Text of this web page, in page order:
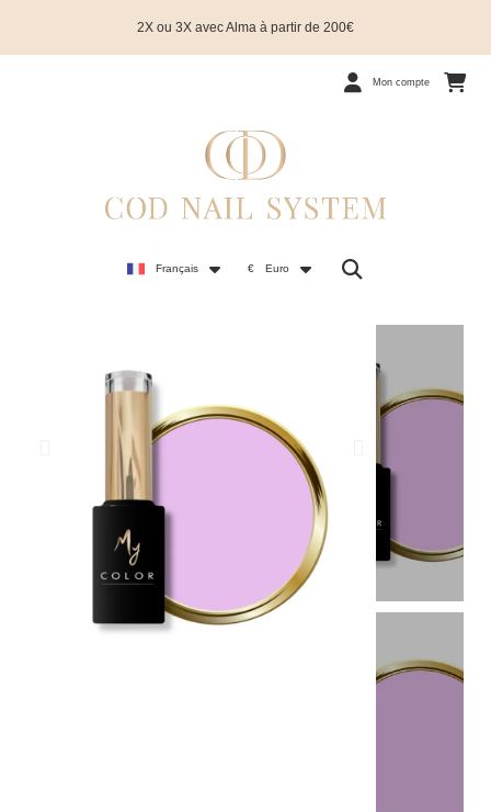
2X ou 3X avec Alma à partir de 200€
Mon compte
Français € Euro